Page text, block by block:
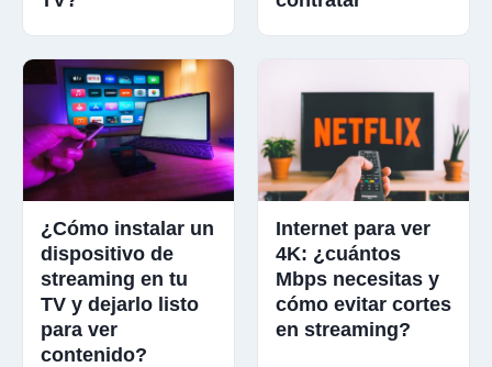
¿Cómo instalar un
dispositivo de
streaming en tu
TV y dejarlo listo
para ver
contenido?
Internet para ver
4K: ¿cuántos
Mbps necesitas y
cómo evitar cortes
en streaming?